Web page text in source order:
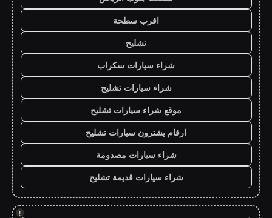
اقرب سطحة
تشليح
شراء سيارات سكراب
شراء سيارات تشليح
موقع شراء سيارات تشليح
ارقام يشترون سيارات تشليح
شراء سيارات مصدومة
شراء سيارات قديمة تشليح
!